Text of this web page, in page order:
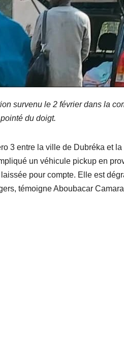
survenu le 2 février dans la
du doigt.
3 entre la ville de Dubréka et
un véhicule pickup en
pour compte. Elle est
témoigne Aboubacar